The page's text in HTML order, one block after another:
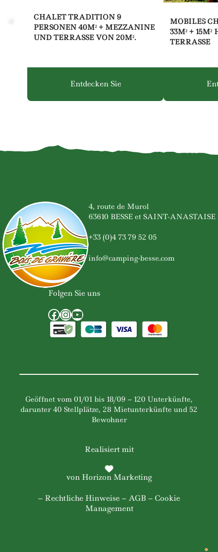
CHALET TRADITION 9
PERSONEN 40M² + MEZZANINE
UND TERRASSE VON 20M².
Entdecken Sie
MOBILES
33M² +
TERRASSE
4, route de Murol
63610 BESSE et SAINT-ANASTAISE
+33 (0)4 73 79 52 05
info@camping-besse.com
Folgen Sie uns
Facebook
Instagram
YouTube
Geöffnet vom 01/01 bis 18/09 – 120 Unterkünfte,
darunter 40 Stellplätze, 28 Mietunterkünfte und 52
Bewohner
Realisiert mit
von Horizon Marketing
– Rechtliche Hinweise – AGB – Cookie
Management